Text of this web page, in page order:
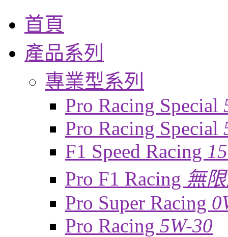
首頁
產品系列
專業型系列
Pro Racing Special
Pro Racing Special
F1 Speed Racing
Pro F1 Racing 無
Pro Super Racing
Pro Racing 5W-30